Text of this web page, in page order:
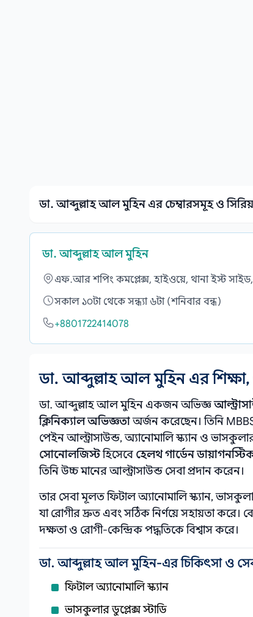
ডা. আব্দুল্লাহ আল মুহিন এর চেম্বারসমূহ ও
ডা. আব্দুল্লাহ আল মুহিন
এফ.আর শপিং কমপ্লেক্স, হাইওয়ে, থানা ইস্ট সাইড,
সকাল ১০টা থেকে সন্ধ্যা ৬টা (শনিবার বন্ধ)
+8801722414078
ডা. আব্দুল্লাহ আল মুহিন এর
ডা. আব্দুল্লাহ আল মুহিন একজন অভিজ্ঞ
ক্লিনিক্যাল অভিজ্ঞতাঅর্জন করেছেন। তিনি
পেইন আল্ট্রাসাউন্ড, অ্যানোমালি স্ক্যান ও
সোনোলজিস্টহিসেবে হেলথ গার্ডেন
তিনি উচ্চ মানের আল্ট্রাসাউন্ড সেবা প্রদান করেন।
তার সেবা মূলত ফিটাল অ্যানোমালি স্ক্যান,
যা রোগীর দ্রুত এবং সঠিক নির্ণয়ে সহায়তা করে।
দক্ষতা ও রোগী‑কেন্দ্রিক পদ্ধতিকে বিশ্বাস করে।
ডা. আব্দুল্লাহ আল মুহিন-এর চিকিৎসা ও
ফিটাল অ্যানোমালি স্ক্যান
ভাসকুলার ডুপ্লেক্স স্টাডি